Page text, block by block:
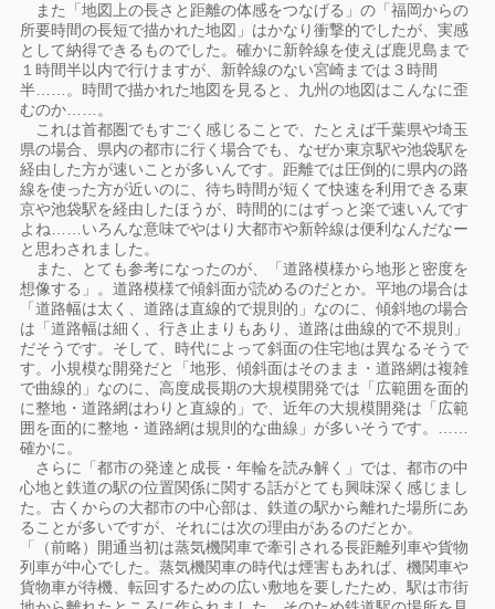
また「地図上の長さと距離の体感をつなげる」の「福岡からの
所要時間の長短で描かれた地図」はかなり衝撃的でしたが、実感
として納得できるものでした。確かに新幹線を使えば鹿児島まで
１時間半以内で行けますが、新幹線のない宮崎までは３時間
半……。時間で描かれた地図を見ると、九州の地図はこんなに歪
むのか……。
これは首都圏でもすごく感じることで、たとえば千葉県や埼玉
県の場合、県内の都市に行く場合でも、なぜか東京駅や池袋駅を
経由した方が速いことが多いんです。距離では圧倒的に県内の路
線を使った方が近いのに、待ち時間が短くて快速を利用できる東
京や池袋駅を経由したほうが、時間的にはずっと楽で速いんです
よね……いろんな意味でやはり大都市や新幹線は便利なんだなー
と思わされました。
また、とても参考になったのが、「道路模様から地形と密度を
想像する」。道路模様で傾斜面が読めるのだとか。平地の場合は
「道路幅は太く、道路は直線的で規則的」なのに、傾斜地の場合
は「道路幅は細く、行き止まりもあり、道路は曲線的で不規則」
だそうです。そして、時代によって斜面の住宅地は異なるそうで
す。小規模な開発だと「地形、傾斜面はそのまま・道路網は複雑
で曲線的」なのに、高度成長期の大規模開発では「広範囲を面的
に整地・道路網はわりと直線的」で、近年の大規模開発は「広範
囲を面的に整地・道路網は規則的な曲線」が多いそうです。……
確かに。
さらに「都市の発達と成長・年輪を読み解く」では、都市の中
心地と鉄道の駅の位置関係に関する話がとても興味深く感じまし
た。古くからの大都市の中心部は、鉄道の駅から離れた場所にあ
ることが多いですが、それには次の理由があるのだとか。
「（前略）開通当初は蒸気機関車で牽引される長距離列車や貨物
列車が中心でした。蒸気機関車の時代は煙害もあれば、機関車や
貨物車が待機、転回するための広い敷地を要したため、駅は市街